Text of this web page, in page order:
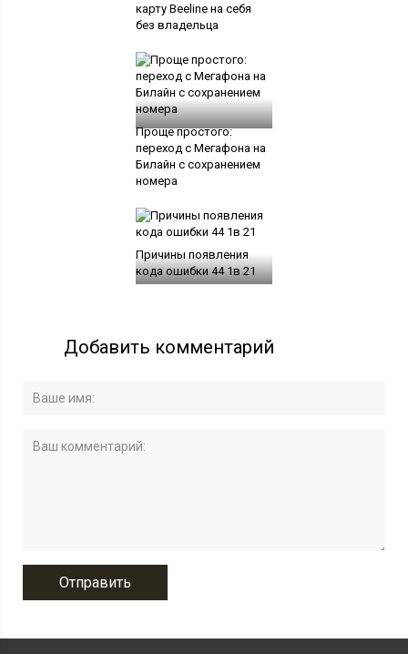
карту Beeline на себя
без владельца
Проще простого:
переход с Мегафона на
Билайн с сохранением
номера
Причины появления
кода ошибки 44 1в 21
Добавить комментарий